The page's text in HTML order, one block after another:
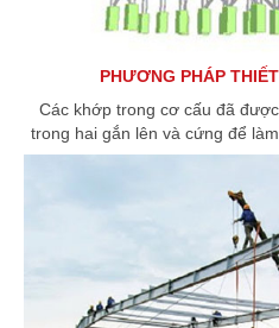
PHƯƠNG PHÁP
Các khớp trong cơ cấu đã
trong hai gắn lên và cứng để